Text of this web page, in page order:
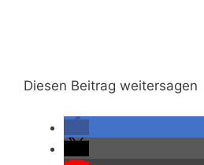
Diesen Beitrag weitersagen